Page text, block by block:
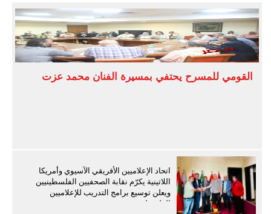
القومي للمسرح يحتفي بمسيرة الفنان محمد عزت
اتحاد الإعلاميين الأفريقي الآسيوي وأمريكا
اللاتينية يكرّم نقابة الصحفيين الفلسطينيين
ويعلن توسيع برامج التدريب للإعلاميين
الفلسطينيين